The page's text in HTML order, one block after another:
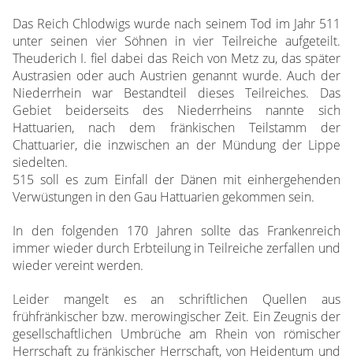
Das Reich Chlodwigs wurde nach seinem Tod im Jahr 511
unter seinen vier Söhnen in vier Teilreiche aufgeteilt.
Theuderich I. fiel dabei das Reich von Metz zu, das später
Austrasien oder auch Austrien genannt wurde. Auch der
Niederrhein war Bestandteil dieses Teilreiches. Das
Gebiet beiderseits des Niederrheins nannte sich
Hattuarien, nach dem fränkischen Teilstamm der
Chattuarier, die inzwischen an der Mündung der Lippe
siedelten.
515 soll es zum Einfall der Dänen mit einhergehenden
Verwüstungen in den Gau Hattuarien gekommen sein.
In den folgenden 170 Jahren sollte das Frankenreich
immer wieder durch Erbteilung in Teilreiche zerfallen und
wieder vereint werden.
Leider mangelt es an schriftlichen Quellen aus
frühfränkischer bzw. merowingischer Zeit. Ein Zeugnis der
gesellschaftlichen Umbrüche am Rhein von römischer
Herrschaft zu fränkischer Herrschaft, von Heidentum und